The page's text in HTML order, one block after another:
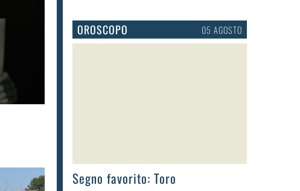
OROSCOPO 05 AGOSTO
>
Segno favorito: Toro